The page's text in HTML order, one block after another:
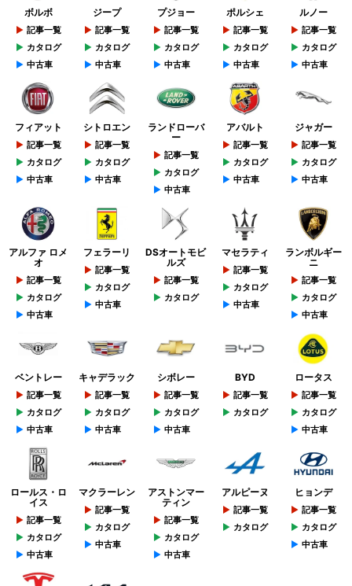
ボルボ
記事一覧
カタログ
中古車
ジープ
記事一覧
カタログ
中古車
プジョー
記事一覧
カタログ
中古車
ポルシェ
記事一覧
カタログ
中古車
ルノー
記事一覧
カタログ
中古車
フィアット
記事一覧
カタログ
中古車
シトロエン
記事一覧
カタログ
中古車
ランドローバ
ー
記事一覧
カタログ
中古車
アバルト
記事一覧
カタログ
中古車
ジャガー
記事一覧
カタログ
中古車
アルファ ロメ
オ
記事一覧
カタログ
中古車
フェラーリ
記事一覧
カタログ
中古車
DSオートモビ
ルズ
記事一覧
カタログ
マセラティ
記事一覧
カタログ
中古車
ランボルギー
ニ
記事一覧
カタログ
中古車
ベントレー
記事一覧
カタログ
中古車
キャデラック
記事一覧
カタログ
中古車
シボレー
記事一覧
カタログ
中古車
BYD
記事一覧
カタログ
ロータス
記事一覧
カタログ
中古車
ロールス・ロ
イス
記事一覧
カタログ
中古車
マクラーレン
記事一覧
カタログ
中古車
アストンマー
ティン
記事一覧
カタログ
中古車
アルピーヌ
記事一覧
カタログ
ヒョンデ
記事一覧
カタログ
中古車